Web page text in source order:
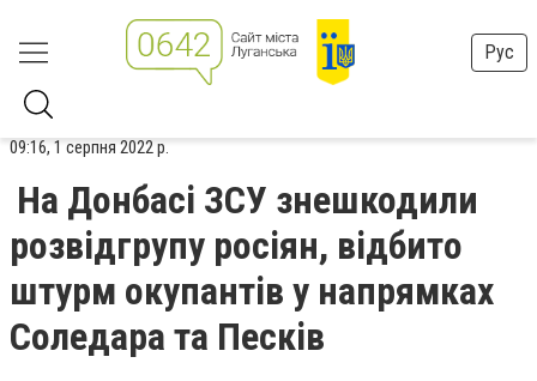
Рус
09:16, 1 серпня 2022 р.
На Донбасі ЗСУ знешкодили
розвідгрупу росіян, відбито
штурм окупантів у напрямках
Соледара та Песків